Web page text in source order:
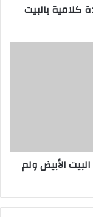
بالبيت
الأبيض ولم